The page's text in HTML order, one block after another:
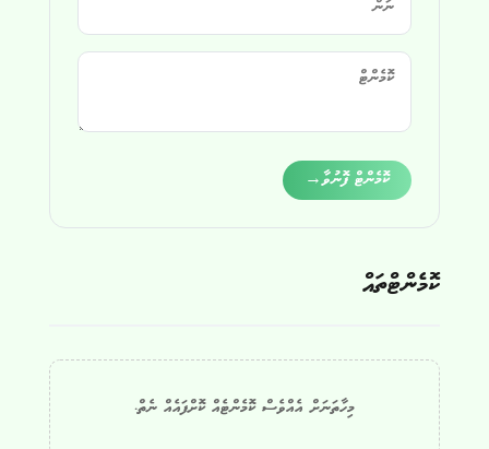
ކޮމެންޓް ފޮނުވާ→
ކޮމެންޓްތައް
މިހާތަނަށް އެއްވެސް ކޮމެންޓެއް ކޮށްފައެއް ނެތް.